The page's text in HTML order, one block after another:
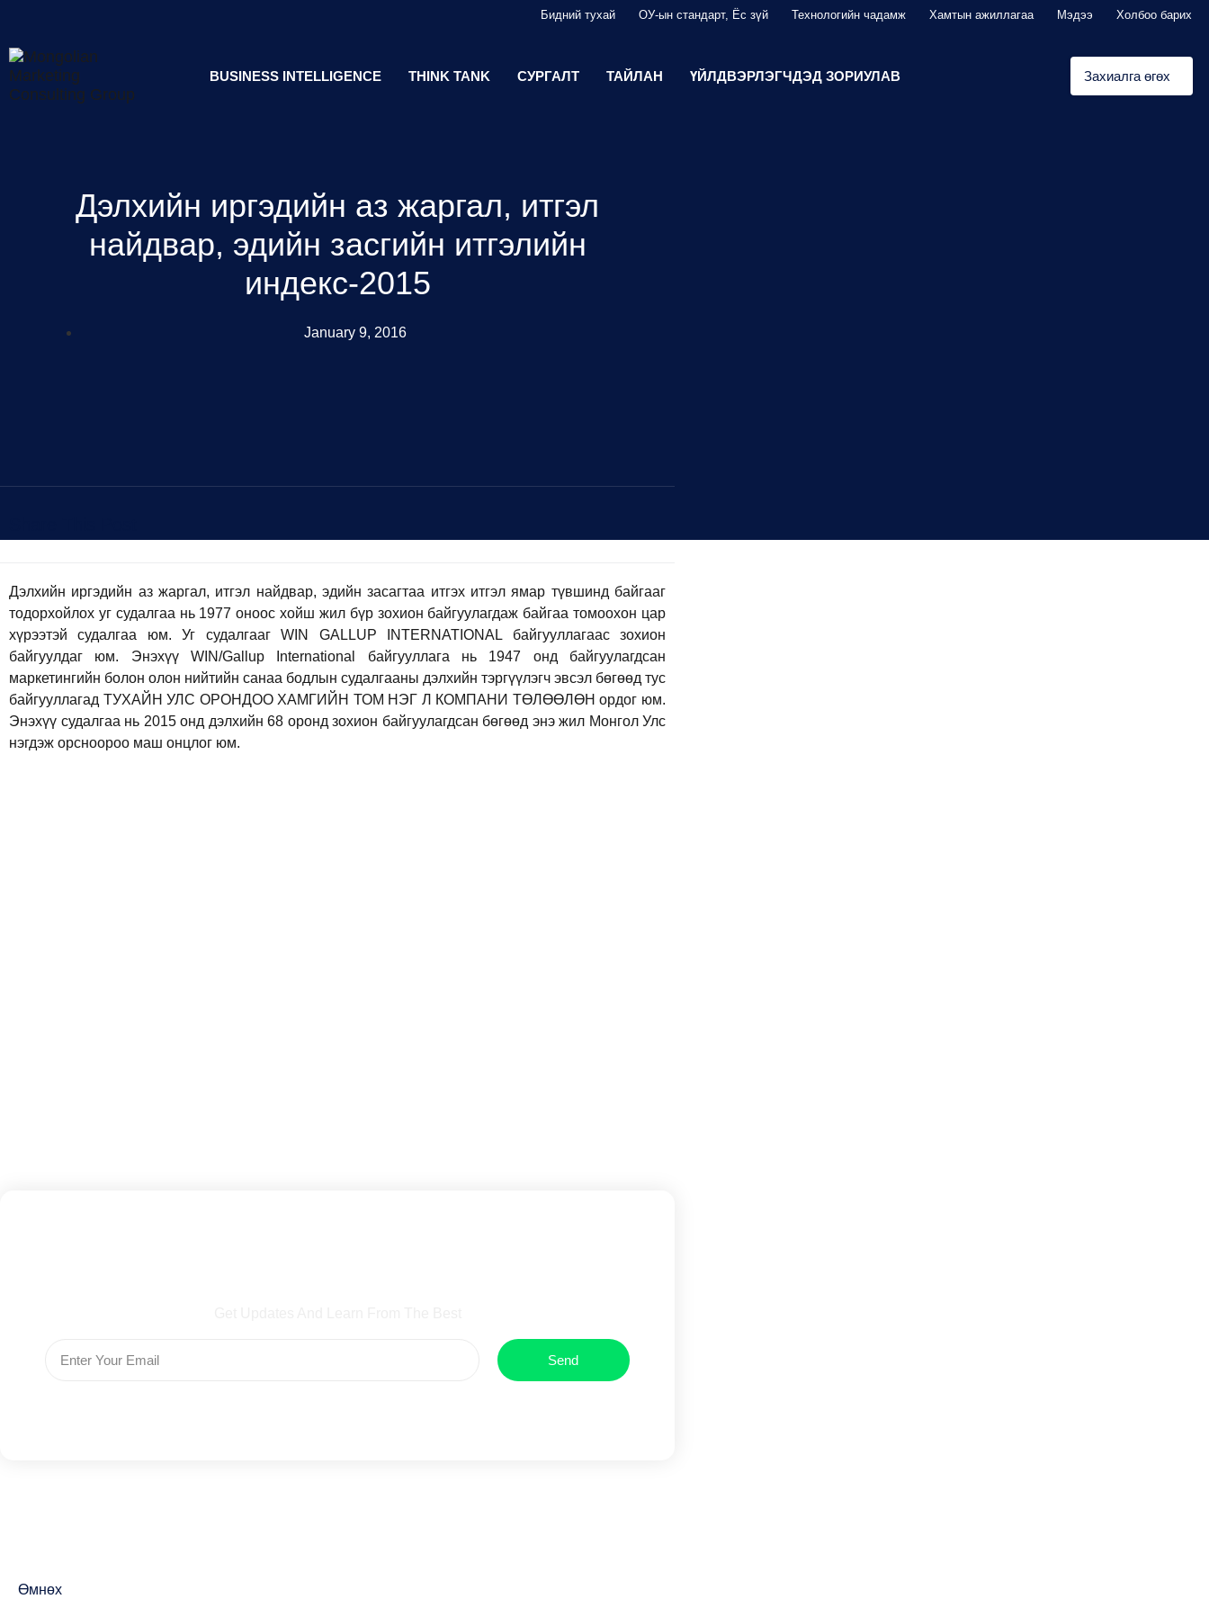
Бидний тухай ОУ-ын стандарт, Ёс зүй Технологийн чадамж Хамтын ажиллагаа Мэдээ Холбоо барих
BUSINESS INTELLIGENCE THINK TANK СУРГАЛТ ТАЙЛАН ҮЙЛДВЭРЛЭГЧДЭД ЗОРИУЛАВ Захиалга өгөх
Дэлхийн иргэдийн аз жаргал, итгэл
найдвар, эдийн засгийн итгэлийн
индекс-2015
January 9, 2016
Дэлхийн иргэдийн аз жаргал, итгэл найдвар, эдийн засагтаа итгэх итгэл ямар түвшинд байгааг
тодорхойлох уг судалгаа нь 1977 оноос хойш жил бүр зохион байгуулагдаж байгаа томоохон цар
хүрээтэй судалгаа юм. Уг судалгааг WIN GALLUP INTERNATIONAL байгууллагаас зохион
байгуулдаг юм. Энэхүү WIN/Gallup International байгууллага нь 1947 онд байгуулагдсан
маркетингийн болон олон нийтийн санаа бодлын судалгааны дэлхийн тэргүүлэгч эвсэл бөгөөд тус
байгууллагад ТУХАЙН УЛС ОРОНДОО ХАМГИЙН ТОМ НЭГ Л КОМПАНИ ТӨЛӨӨЛӨН ордог юм.
Энэхүү судалгаа нь 2015 онд дэлхийн 68 оронд зохион байгуулагдсан бөгөөд энэ жил Монгол Улс
нэгдэж орсноороо маш онцлог юм.
Send
Өмнөх